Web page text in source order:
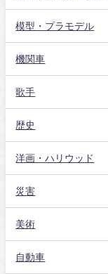
模型・プラモデル
機関車
歌手
歴史
洋画・ハリウッド
災害
美術
自動車